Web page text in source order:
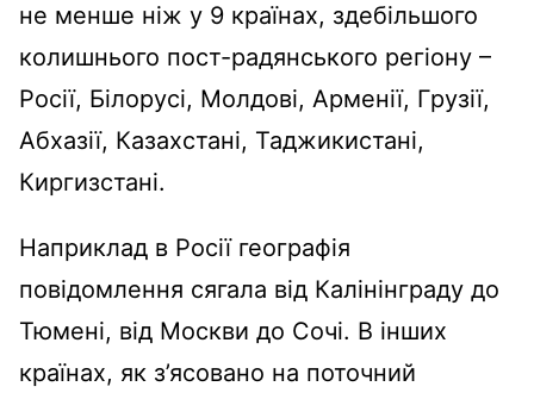
не менше ніж у 9 країнах, здебільшого
колишнього пост-радянського регіону –
Росії, Білорусі, Молдові, Арменії, Грузії,
Абхазії, Казахстані, Таджикистані,
Киргизстані.
Наприклад в Росії географія
повідомлення сягала від Калінінграду до
Тюмені, від Москви до Сочі. В інших
країнах, як з’ясовано на поточний